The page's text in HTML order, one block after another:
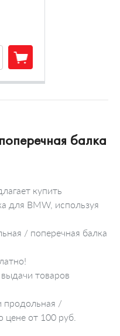
балка
купить
для BMW, используя
/ поперечная балка
товаров
продольная /
цене от 100 руб.